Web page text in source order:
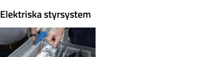
Elektriska styrsystem